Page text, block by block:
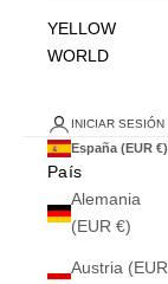
YELLOW
WORLD
INICIAR SESIÓN
España (EUR €)
País
Alemania
(EUR €)
Austria (EUR